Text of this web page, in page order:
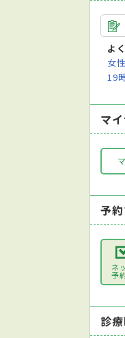
よ
女
19
マ
予
ネ
予
診